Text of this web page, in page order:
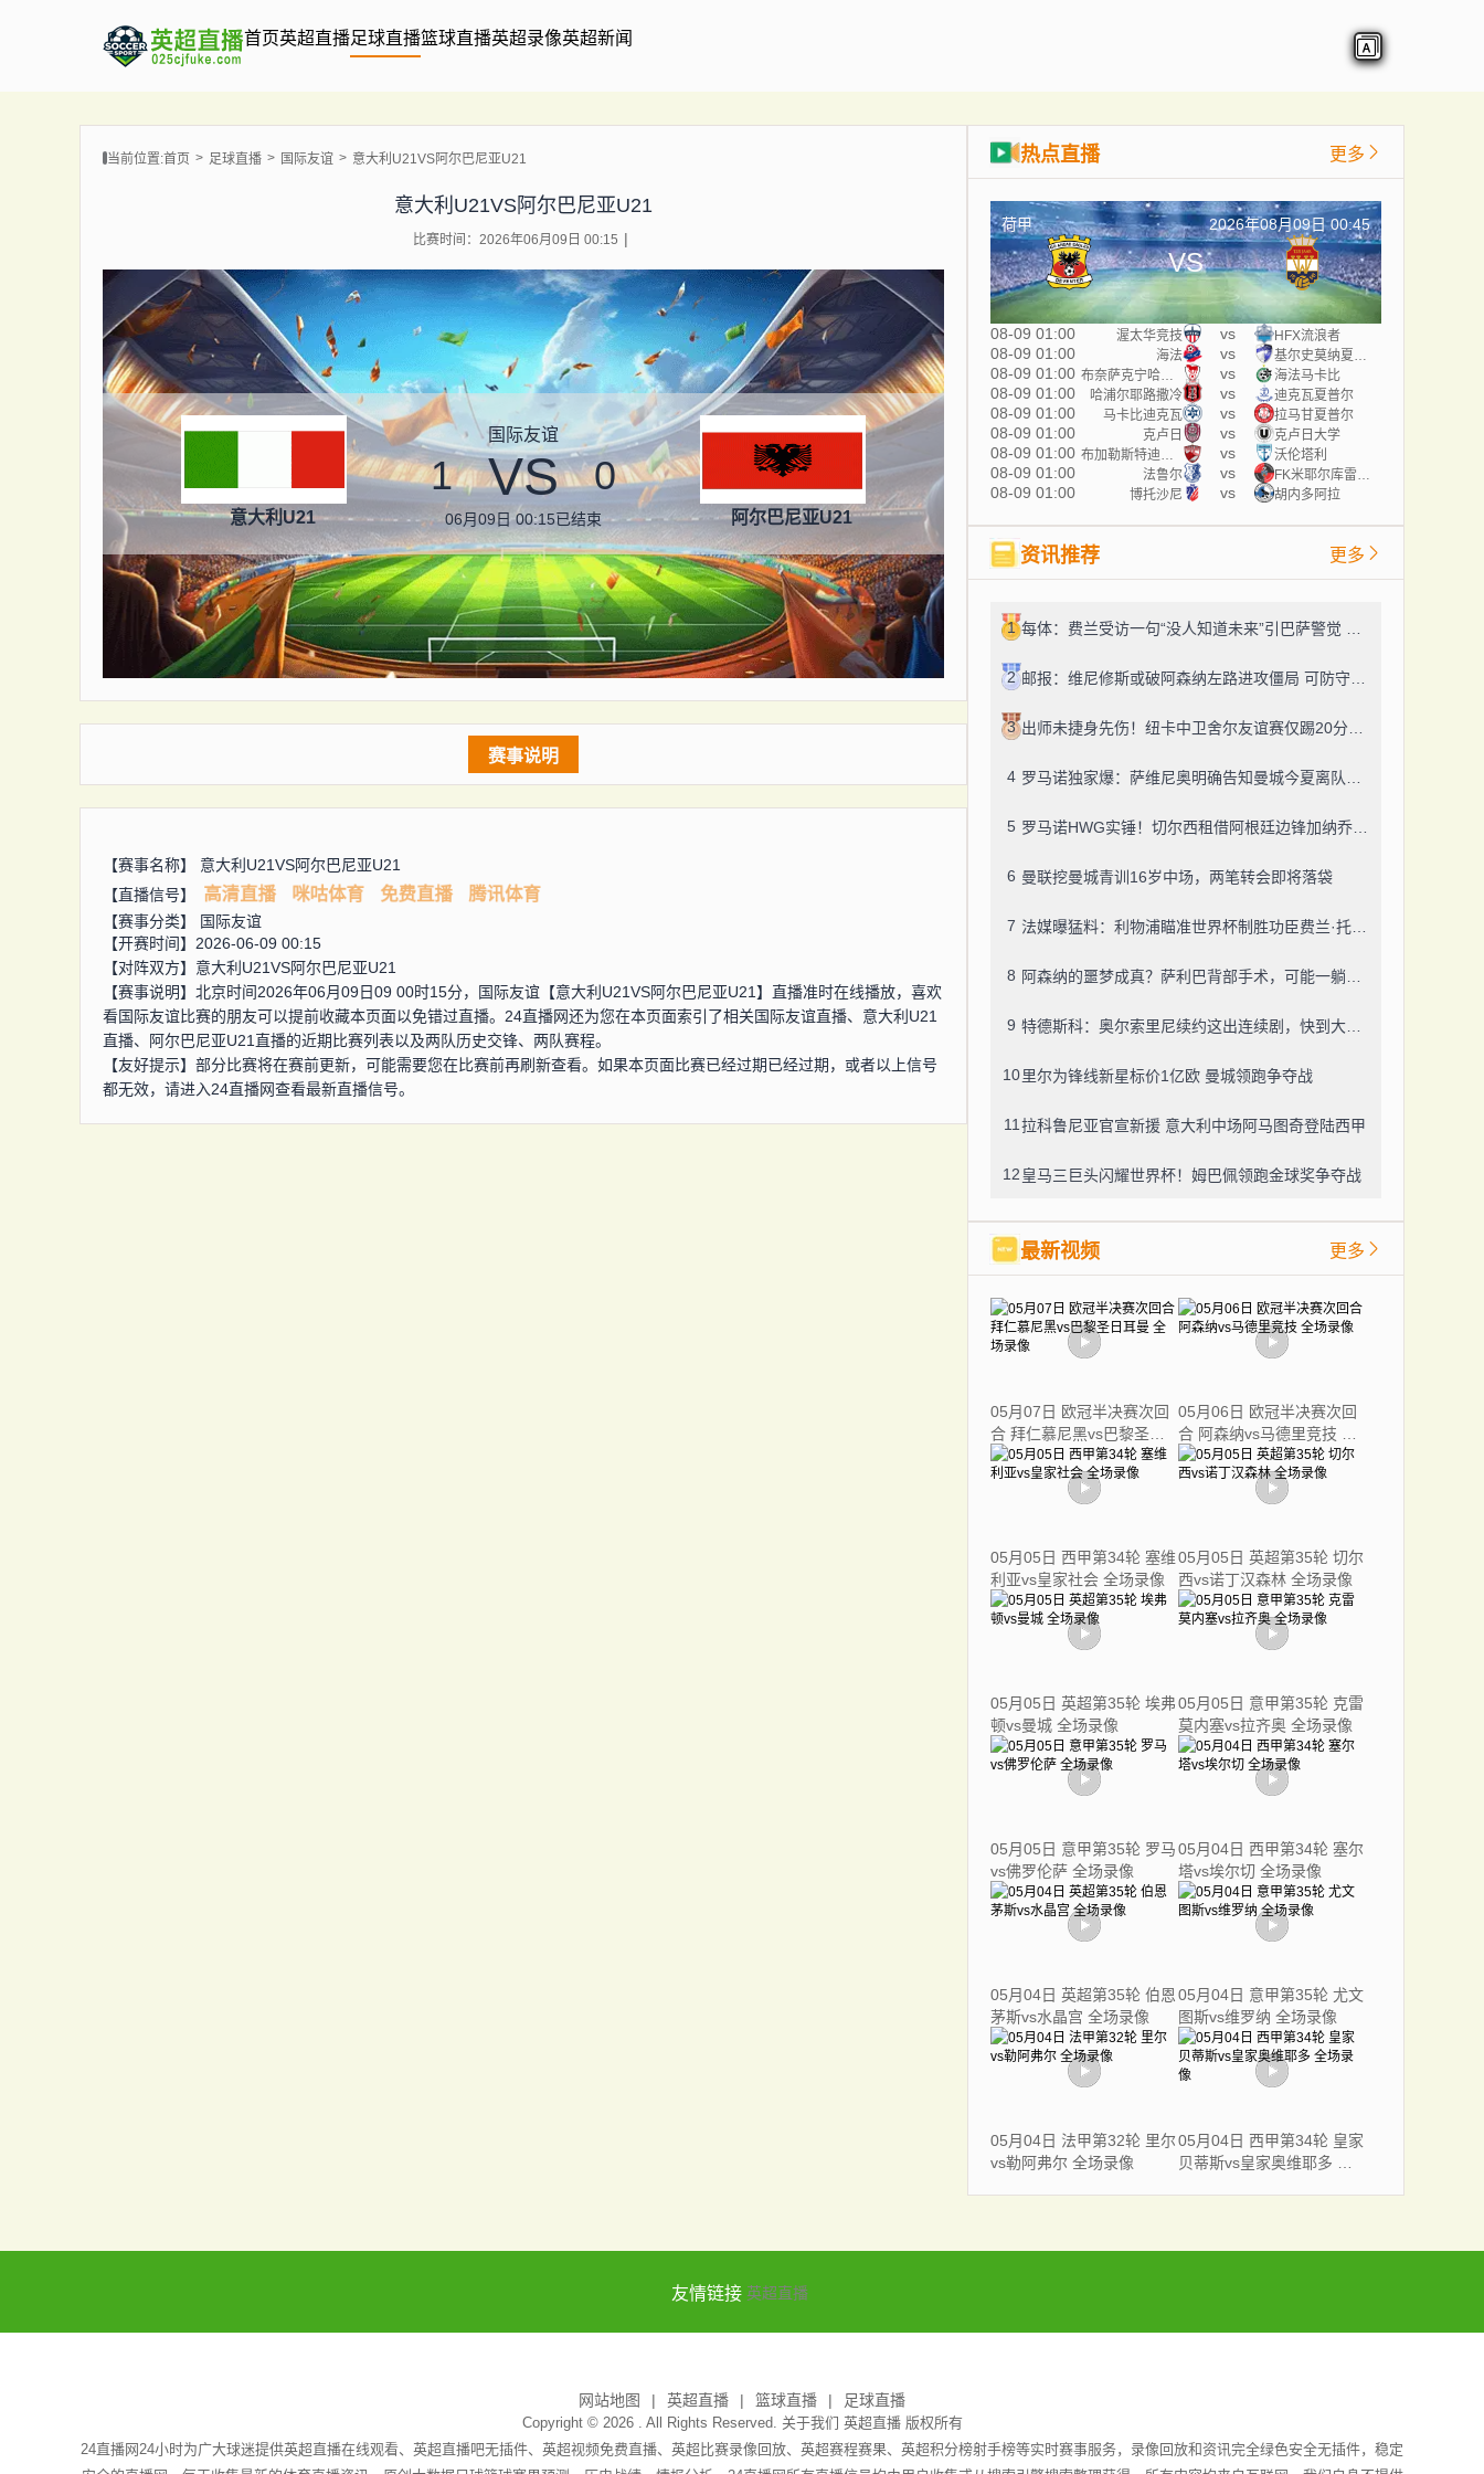
首页英超直播足球直播篮球直播英超录像英超新闻
当前位置:首页 足球直播 国际友谊 意大利U21VS阿尔巴尼亚U21
意大利U21VS阿尔巴尼亚U21
比赛时间：2026年06月09日 00:15
意大利U21
国际友谊
1 VS 0
06月09日 00:15已结束 阿尔巴尼亚U21
赛事说明
【赛事名称】 意大利U21VS阿尔巴尼亚U21
【直播信号】
高清直播 咪咕体育 免费直播 腾讯体育
【赛事分类】
国际友谊
【开赛时间】2026-06-09 00:15
【对阵双方】 意大利U21VS阿尔巴尼亚U21
【赛事说明】北京时间2026年06月09日09 00时15分，国际友谊【意大利U21VS阿尔巴尼亚U21】直播准时在线播放，喜欢
看国际友谊比赛的朋友可以提前收藏本页面以免错过直播。24直播网还为您在本页面索引了相关国际友谊直播、意大利U21
直播、阿尔巴尼亚U21直播的近期比赛列表以及两队历史交锋、两队赛程。
【友好提示】部分比赛将在赛前更新，可能需要您在比赛前再刷新查看。如果本页面比赛已经过期已经过期，或者以上信号
都无效，请进入24直播网查看最新直播信号。
热点直播 更多
荷甲 2026年08月09日 00:45
VS
08-09 01:00 渥太华竞技 vs HFX流浪者
08-09 01:00 海法 vs
08-09 01:00 vs 海法马卡比
08-09 01:00 哈浦尔耶路撒冷 vs 迪克瓦夏普尔
08-09 01:00 马卡比迪克瓦 vs 拉马甘夏普尔
08-09 01:00 克卢日 vs 克卢日大学
08-09 01:00 vs 沃伦塔利
08-09 01:00 法鲁尔 vs
08-09 01:00 博托沙尼 vs 胡内多阿拉
资讯推荐 更多
1
2
3
4
5
6 曼联挖曼城青训16岁中场，两笔转会即将落袋
7
8
9
10里尔为锋线新星标价1亿欧 曼城领跑争夺战
11 拉科鲁尼亚官宣新援 意大利中场阿马图奇登陆西甲
12皇马三巨头闪耀世界杯！姆巴佩领跑金球奖争夺战
最新视频 更多
05月07日 欧冠半决赛次回
合 拜仁慕尼黑vs巴黎圣日
耳曼 全场录像
05月06日 欧冠半决赛次回
合 阿森纳vs马德里竞技 全
场录像
05月05日 西甲第34轮 塞维
利亚vs皇家社会 全场录像
05月05日 英超第35轮 切尔
西vs诺丁汉森林 全场录像
05月05日 英超第35轮 埃弗
顿vs曼城 全场录像
05月05日 意甲第35轮 克雷
莫内塞vs拉齐奥 全场录像
05月05日 意甲第35轮 罗马
vs佛罗伦萨 全场录像
05月04日 西甲第34轮 塞尔
塔vs埃尔切 全场录像
05月04日 英超第35轮 伯恩
茅斯vs水晶宫 全场录像
05月04日 意甲第35轮 尤文
图斯vs维罗纳 全场录像
05月04日 法甲第32轮 里尔
vs勒阿弗尔 全场录像
05月04日 西甲第34轮 皇家
贝蒂斯vs皇家奥维耶多 全
友情链接 英超直播
网站地图 英超直播 篮球直播 足球直播
Copyright © 2026 . All Rights Reserved. 关于我们 英超直播版权所有
24直播网24小时为广大球迷提供英超直播在线观看、英超直播吧无插件、英超视频免费直播、英超比赛录像回放、英超赛程赛果、英超积分榜射手榜等实时赛事服务，录像回放和资讯完全绿色安全无插件，稳定